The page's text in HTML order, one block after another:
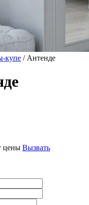
купе / Антенде
цены Вызвать